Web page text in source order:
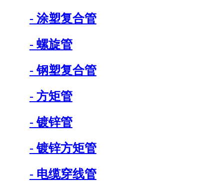
- 涂塑复合管
- 螺旋管
- 钢塑复合管
- 方矩管
- 镀锌管
- 镀锌方矩管
- 电缆穿线管